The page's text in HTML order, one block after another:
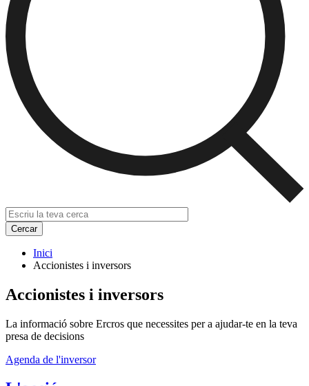
Inici
Accionistes i inversors
Accionistes i inversors
La informació sobre Ercros que necessites per a ajudar-te en la teva
presa de decisions
Agenda de l'inversor